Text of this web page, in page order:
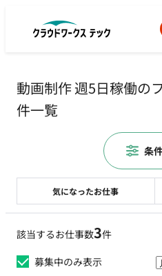
動画制作 週5日稼働の
件一覧
該当するお仕事数3件
募集中のみ表示
気になったお仕事
条